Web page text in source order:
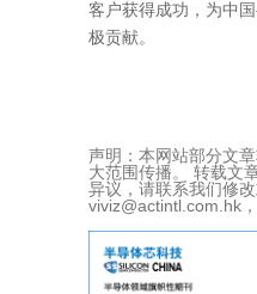
客户获得成功，为中
极贡献。
声明：本网站部分文
大范围传播。 转载文
异议，请联系我们修
viviz@actintl.com.hk